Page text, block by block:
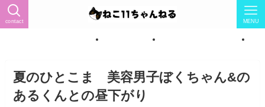
contact MENU
ール（猫怖い→猫LOVEに） トップページ ねこ紹介★女の子7匹★
夏のひとこま 美容男子ぼくちゃん&の
あるくんとの昼下がり